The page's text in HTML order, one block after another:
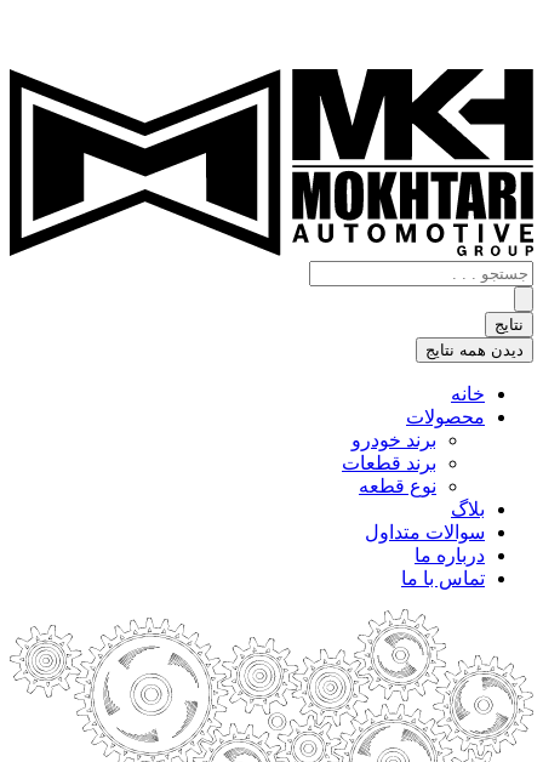
جستجو
.
.
.
نتایج
دیدن همه نتایج
خانه
محصولات
برند خودرو
برند قطعات
نوع قطعه
بلاگ
سوالات متداول
درباره ما
تماس با ما